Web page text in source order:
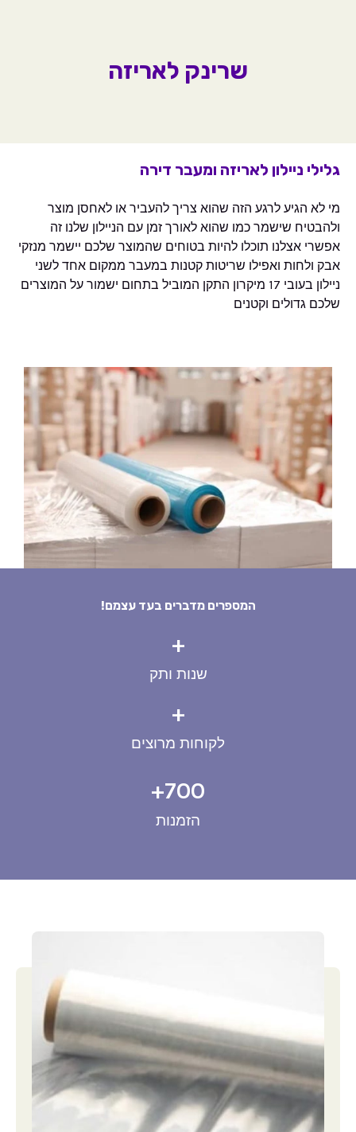
שרינק לאריזה
גלילי ניילון לאריזה ומעבר דירה
מי לא הגיע לרגע הזה שהוא צריך להעביר או לאחסן מוצר
ולהבטיח שישמר כמו שהוא לאורך זמן עם הניילון שלנו זה
אפשרי אצלנו תוכלו להיות בטוחים שהמוצר שלכם יישמר מנזקי
אבק ולחות ואפילו שריטות קטנות במעבר ממקום אחד לשני
ניילון בעובי 17 מיקרון התקן המוביל בתחום ישמור על המוצרים
שלכם גדולים וקטנים
המספרים מדברים בעד עצמם!
שנות ותק
+
לקוחות מרוצים
+
הזמנות
700
+